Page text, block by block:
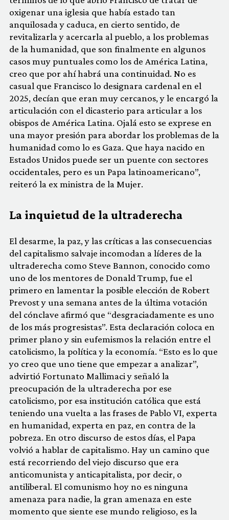
oxigenar una iglesia que había estado tan
anquilosada y caduca, en cierto sentido, de
revitalizarla y acercarla al pueblo, a los problemas
de la humanidad, que son finalmente en algunos
casos muy puntuales como los de América Latina,
creo que por ahí habrá una continuidad. No es
casual que Francisco lo designara cardenal en el
2025, decían que eran muy cercanos, y le encargó la
articulación con el dicasterio para articular a los
obispos de América Latina. Ojalá esto se exprese en
una mayor presión para abordar los problemas de la
humanidad como lo es Gaza. Que haya nacido en
Estados Unidos puede ser un puente con sectores
occidentales, pero es un Papa latinoamericano”,
reiteró la ex ministra de la Mujer.
La inquietud de la ultraderecha
El desarme, la paz, y las críticas a las consecuencias
del capitalismo salvaje incomodan a líderes de la
ultraderecha como Steve Bannon, conocido como
uno de los mentores de Donald Trump, fue el
primero en lamentar la posible elección de Robert
Prevost y una semana antes de la última votación
del cónclave afirmó que “desgraciadamente es uno
de los más progresistas”. Esta declaración coloca en
primer plano y sin eufemismos la relación entre el
catolicismo, la política y la economía. “Esto es lo que
yo creo que uno tiene que empezar a analizar”,
advirtió Fortunato Mallimaci y señaló la
preocupación de la ultraderecha por ese
catolicismo, por esa institución católica que está
teniendo una vuelta a las frases de Pablo VI, experta
en humanidad, experta en paz, en contra de la
pobreza. En otro discurso de estos días, el Papa
volvió a hablar de capitalismo. Hay un camino que
está recorriendo del viejo discurso que era
anticomunista y anticapitalista, por decir, o
antiliberal. El comunismo hoy no es ninguna
amenaza para nadie, la gran amenaza en este
momento que siente ese mundo religioso, es la